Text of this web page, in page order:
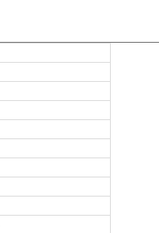
náhrady